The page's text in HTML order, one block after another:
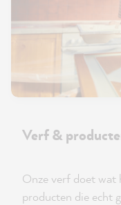
Verf &
Onze verf doet
producten die echt